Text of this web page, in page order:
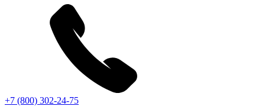
+7 (800) 302-24-75